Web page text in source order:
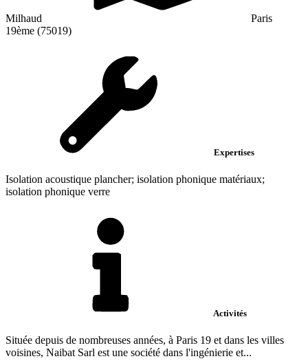
Milhaud
Paris
19ème (75019)
Expertises
Isolation acoustique plancher; isolation phonique matériaux;
isolation phonique verre
Activités
Située depuis de nombreuses années, à Paris 19 et dans les villes
voisines, Naibat Sarl est une société dans l'ingénierie et...